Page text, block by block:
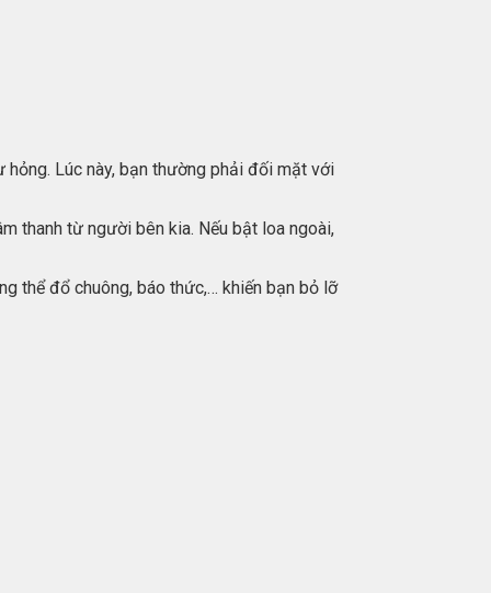
Lúc này, bạn thường phải đối mặt với
thanh từ người bên kia. Nếu bật loa ngoài,
thể đổ chuông, báo thức,… khiến bạn bỏ lỡ